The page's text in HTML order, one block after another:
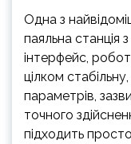
Одна з
паяльна станція
інтерфейс,
цілком
параметрів,
точного
підходить